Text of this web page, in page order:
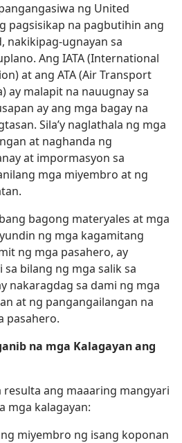
ng United
pagsisikap na pagbutihin ang
nakikipag-ugnayan sa
Ang IATA (International
at ang ATA (Air Transport
ay malapit na nauugnay sa
ay ang mga bagay na
Sila’y naglathala ng mga
at naghanda ng
at impormasyon sa
mga miyembro at ng
bagong materyales at mga
ng mga kagamitang
ng mga pasahero, ay
bilang ng mga salik sa
nakaragdag sa dami ng mga
at ng pangangailangan na
pasahero.
na mga Kalagayan ang
resulta ang maaaring mangyari
mga kalagayan:
miyembro ng isang koponan